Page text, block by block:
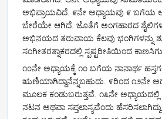
ಅಭಿಪ್ರಾಯವಿದೆ. ೯ನೇ ಅಧ್ಯಾಯವು ೯ ಬಗೆಯ
ಬೇರೆಯೇ ಆಗಿದೆ. ಜೊತೆಗೆ ಅಂಗಹಾರದ
ಅಭಿನಯದ ತರುವಾಯ ಕೆಲವು ಭಂಗಿಗಳನ್ನು
ಸಂಗೀತರತ್ನಾಕರದಲ್ಲಿ ಸ್ಪಷ್ಟರೀತಿಯಿಂದ
೧೦ನೇ ಅಧ್ಯಾಯಕ್ಕೆ ೧೦ ಬಗೆಯ ನಾನಾರ್ಥ
ಋಣಿಯಾಗಿದ್ದಾನೆನ್ನಬಹುದು. ೯ರಿಂದ ೧೨ನೇ
ಮೂಲಕ ಕಂಡುಬರುತ್ತವೆ. ೧೩ನೇ ಅಧ್ಯಾಯದಲ್ಲಿ
ನಟನ ಅಥವಾ ಸಪ್ತಲಾಸ್ಯವೆಂದು